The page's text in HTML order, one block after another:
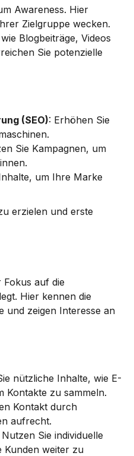
Awareness. Hier
Zielgruppe wecken.
Blogbeiträge, Videos
Sie potenzielle
(SEO): Erhöhen Sie
Sie Kampagnen, um
um Ihre Marke
erzielen und erste
auf die
Hier kennen die
und zeigen Interesse an
nützliche Inhalte, wie E-
Kontakte zu sammeln.
Kontakt durch
aufrecht.
Nutzen Sie individuelle
Kunden weiter zu